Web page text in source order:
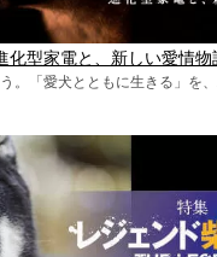
化型家電と、新しい愛情物
。「愛犬とともに生きる」を